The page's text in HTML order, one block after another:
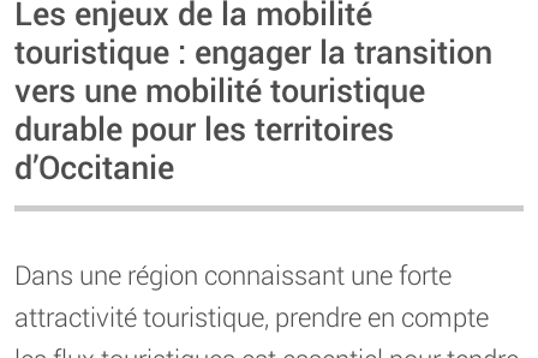
Les enjeux de la mobilité
touristique : engager la transition
vers une mobilité touristique
durable pour les territoires
d’Occitanie
Dans une région connaissant une forte
attractivité touristique, prendre en compte